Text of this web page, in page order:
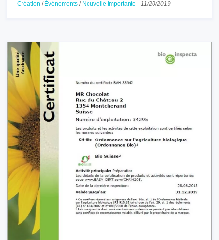
Création / Événements / Nouvelle importante - 11/20/2019